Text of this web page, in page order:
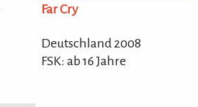
Far Cry
Deutschland 2008
FSK: ab 16 Jahre